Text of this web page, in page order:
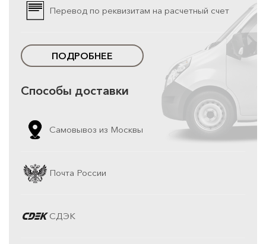
Перевод по реквизитам на расчетный счет
ПОДРОБНЕЕ
Способы доставки
Самовывоз из Москвы
Почта России
СДЭК